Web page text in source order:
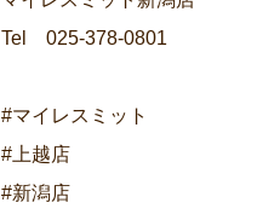
Tel 025-378-0801
#マイレスミット
#上越店
#新潟店